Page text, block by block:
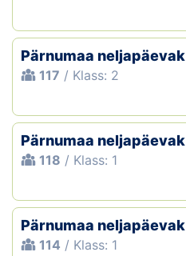
Pärnumaa neljapäevak
117 / Klass: 2
Pärnumaa neljapäevak
118 / Klass: 1
Pärnumaa neljapäevak
114 / Klass: 1